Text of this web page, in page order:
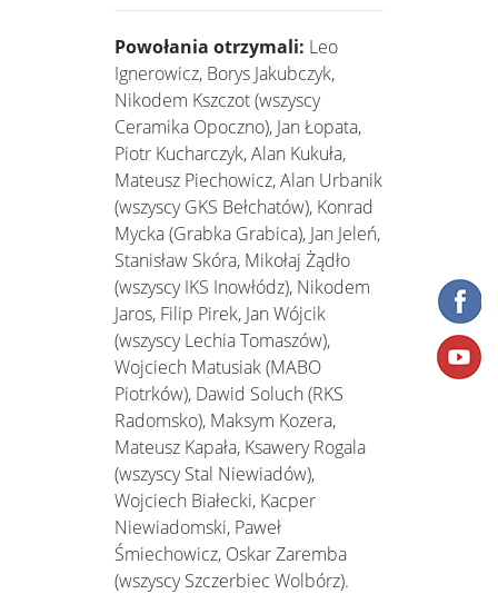
Powołania otrzymali: Leo
Ignerowicz, Borys Jakubczyk,
Nikodem Kszczot (wszyscy
Ceramika Opoczno), Jan Łopata,
Piotr Kucharczyk, Alan Kukuła,
Mateusz Piechowicz, Alan Urbanik
(wszyscy GKS Bełchatów), Konrad
Mycka (Grabka Grabica), Jan Jeleń,
Stanisław Skóra, Mikołaj Żądło
(wszyscy IKS Inowłódz), Nikodem
Jaros, Filip Pirek, Jan Wójcik
(wszyscy Lechia Tomaszów),
Wojciech Matusiak (MABO
Piotrków), Dawid Soluch (RKS
Radomsko), Maksym Kozera,
Mateusz Kapała, Ksawery Rogala
(wszyscy Stal Niewiadów),
Wojciech Białecki, Kacper
Niewiadomski, Paweł
Śmiechowicz, Oskar Zaremba
(wszyscy Szczerbiec Wolbórz).